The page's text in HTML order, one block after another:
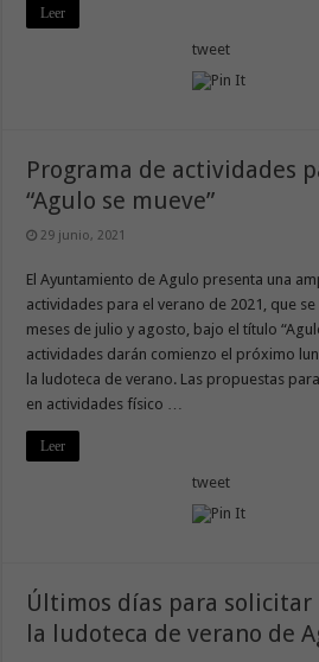
Leer
tweet
Programa de actividades
“Agulo se mueve”
29 junio, 2021
El Ayuntamiento de Agulo presenta una
actividades para el verano de 2021, que
meses de julio y agosto, bajo el título
actividades darán comienzo el próximo
la ludoteca de verano. Las propuestas
en actividades físico …
Leer
tweet
Últimos días para
la ludoteca de verano de